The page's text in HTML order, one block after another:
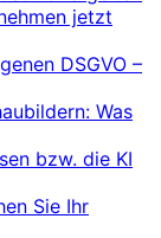
jetzt
DSGVO –
Was
bzw. die KI
Sie Ihr